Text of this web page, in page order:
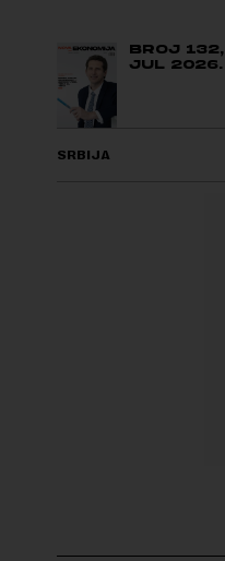
BROJ 132,
JUL 2026.
SRBIJA